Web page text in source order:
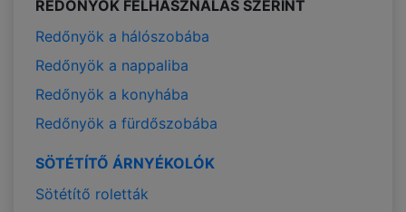
REDŐNYÖK FELHASZNÁLÁS SZERINT
Redőnyök a hálószobába
Redőnyök a nappaliba
Redőnyök a konyhába
Redőnyök a fürdőszobába
SÖTÉTÍTŐ ÁRNYÉKOLÓK
Sötétítő roletták